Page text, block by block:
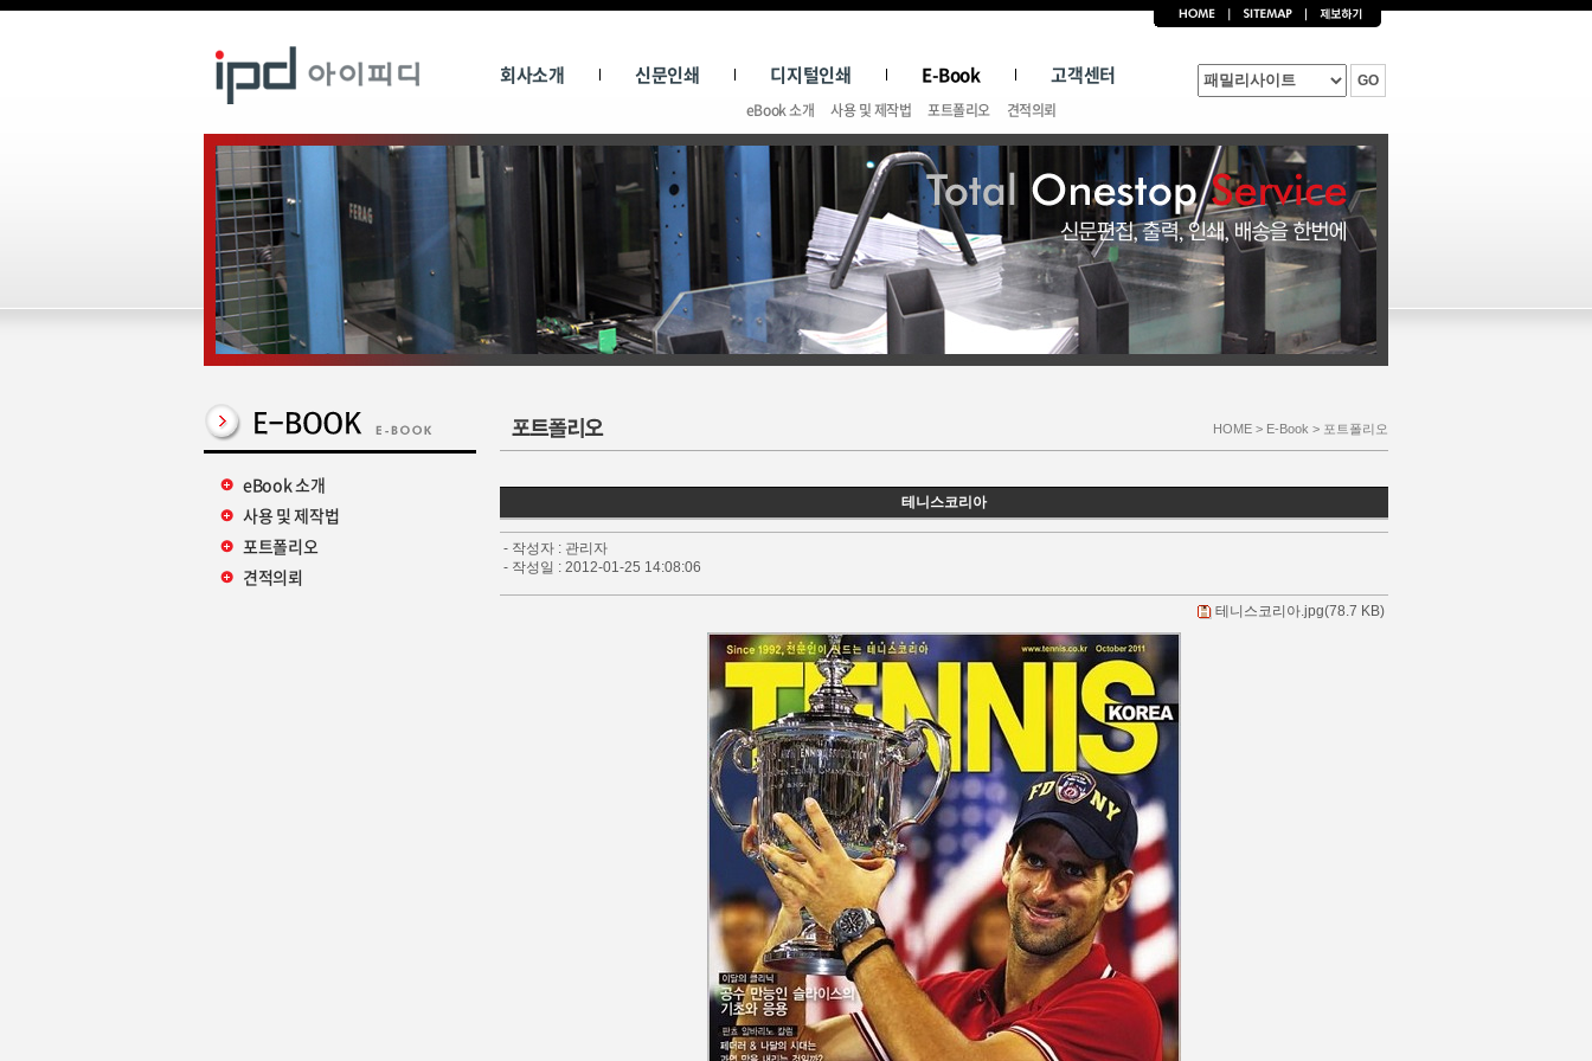
회사소개 신문인쇄 디지털인쇄 E-Book
eBook 소개 사용 및 제작법 포트폴리오 견적의뢰
고객센터 GO
eBook 소개
사용 및 제작법
포트폴리오
견적의뢰
HOME > E-Book > 포트폴리오
테니스코리아
- 작성자 : 관리자
- 작성일 : 2012-01-25 14:08:06
테니스코리아.jpg(78.7 KB)